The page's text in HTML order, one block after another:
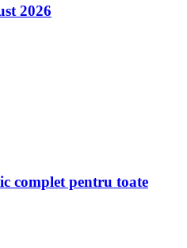
2026
complet pentru toate